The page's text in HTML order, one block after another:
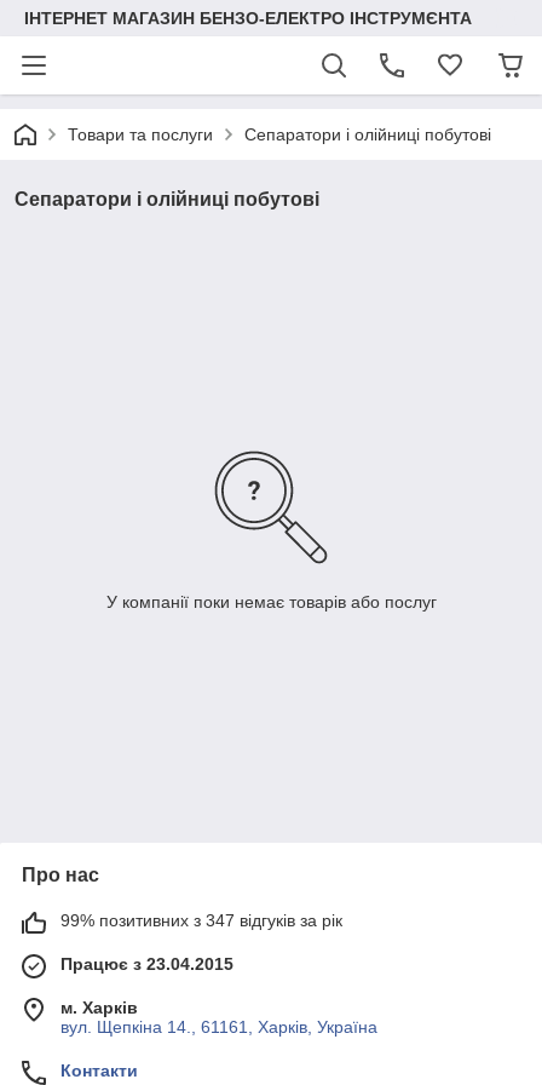
ІНТЕРНЕТ МАГАЗИН БЕНЗО-ЕЛЕКТРО ІНСТРУМЄНТА
Товари та послуги Сепаратори і олійниці побутові
Сепаратори і олійниці побутові
У компанії поки немає товарів або послуг
Про нас
99% позитивних з 347 відгуків за рік
Працює з 23.04.2015
м. Харків
вул. Щепкіна 14., 61161, Харків, Україна
Контакти